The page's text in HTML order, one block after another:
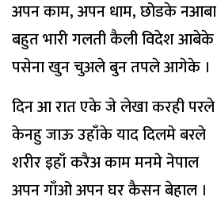
अपन काम, अपन धाम, छोडके नआबा
बहुत भारी गलती कैली विदेश आबेके
पसेना खुन चुअले बुन तपले आगेके ।
दिन आ रात एके जे लेखा करही परले
केनहु जाऊ उहाँके याद दिलमे बरले
शरीर इहाँ करैअ काम मनमे नेपाल
अपन गाँओ अपन घर कैसन बेहाल ।